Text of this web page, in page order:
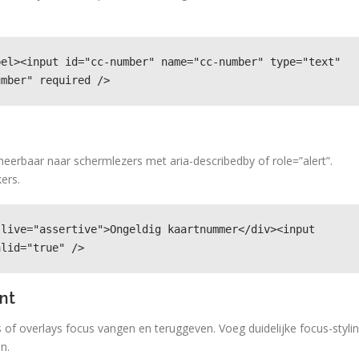
id="cc-number" name="cc-number" type="text"
required />
naar schermlezers met aria-describedby of role=”alert”.
kaartnummer</div><input
/>
overlays focus vangen en teruggeven. Voeg duidelijke focus-